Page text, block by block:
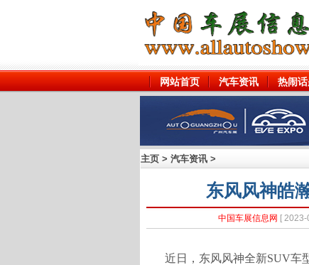
网站首页 汽车资讯 热闹
主页 > 汽车资讯 >
东风风神皓
中国车展信息网 [
近日，东风风神全新SUV车